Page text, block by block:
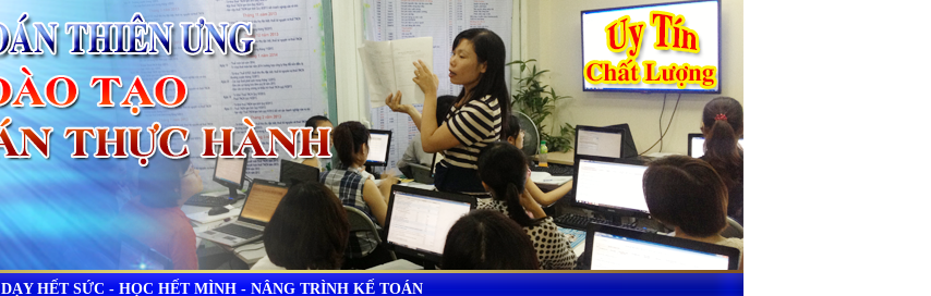
DẠY HẾT SỨC - HỌC HẾT MÌNH - NÂNG TRÌNH KẾ TOÁN